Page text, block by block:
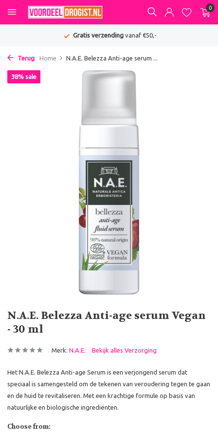
0
Gratis verzendingvanaf €50,-
Terug Home N.A.E. Belezza Anti-age serum ...
N.A.E. Belezza Anti-age serum Vegan
- 30 ml
38% sale
Merk: N.A.E. Bekijk alles Verzorging
Het N.A.E. Belezza Anti-age Serum is een verjongend serum dat
speciaal is samengesteld om de tekenen van veroudering tegen te gaan
en de huid te revitaliseren. Met een krachtige formule op basis van
natuurlijke en biologische ingrediënten.
Choose from: